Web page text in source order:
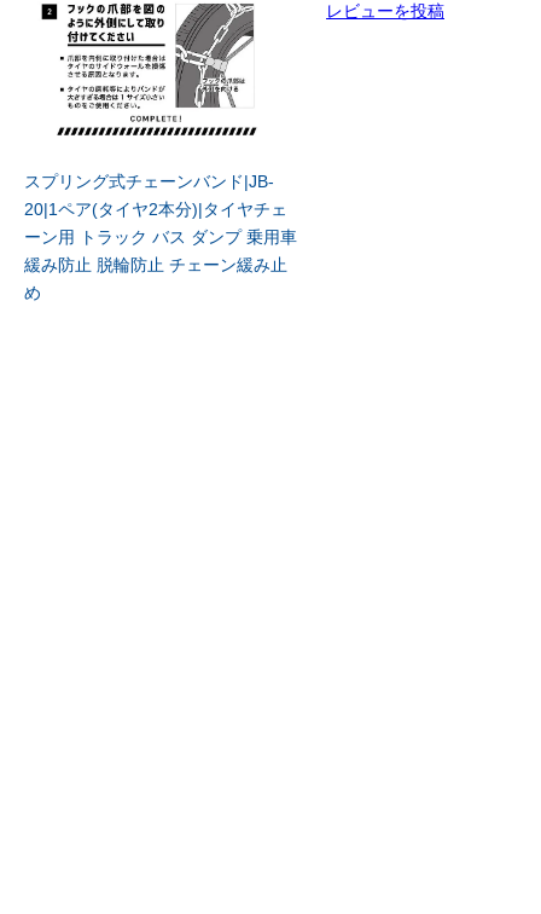
スプリング式チェーンバンド|JB-
20|1ペア(タイヤ2本分)|タイヤチェ
ーン用 トラック バス ダンプ 乗用車
緩み防止 脱輪防止 チェーン緩み止
め
レビューを投稿